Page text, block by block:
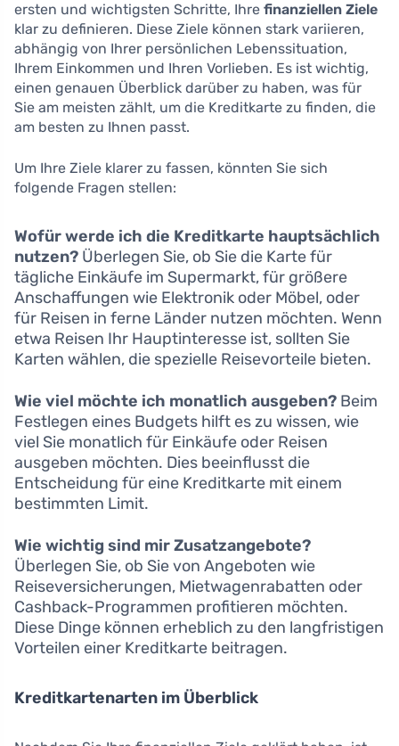
ersten und wichtigsten Schritte, Ihre finanziellen Ziele
klar zu definieren. Diese Ziele können stark variieren,
abhängig von Ihrer persönlichen Lebenssituation,
Ihrem Einkommen und Ihren Vorlieben. Es ist wichtig,
einen genauen Überblick darüber zu haben, was für
Sie am meisten zählt, um die Kreditkarte zu finden, die
am besten zu Ihnen passt.
Um Ihre Ziele klarer zu fassen, könnten Sie sich
folgende Fragen stellen:
Wofür werde ich die Kreditkarte hauptsächlich
nutzen? Überlegen Sie, ob Sie die Karte für
tägliche Einkäufe im Supermarkt, für größere
Anschaffungen wie Elektronik oder Möbel, oder
für Reisen in ferne Länder nutzen möchten. Wenn
etwa Reisen Ihr Hauptinteresse ist, sollten Sie
Karten wählen, die spezielle Reisevorteile bieten.
Wie viel möchte ich monatlich ausgeben? Beim
Festlegen eines Budgets hilft es zu wissen, wie
viel Sie monatlich für Einkäufe oder Reisen
ausgeben möchten. Dies beeinflusst die
Entscheidung für eine Kreditkarte mit einem
bestimmten Limit.
Wie wichtig sind mir Zusatzangebote?
Überlegen Sie, ob Sie von Angeboten wie
Reiseversicherungen, Mietwagenrabatten oder
Cashback-Programmen profitieren möchten.
Diese Dinge können erheblich zu den langfristigen
Vorteilen einer Kreditkarte beitragen.
Kreditkartenarten im Überblick